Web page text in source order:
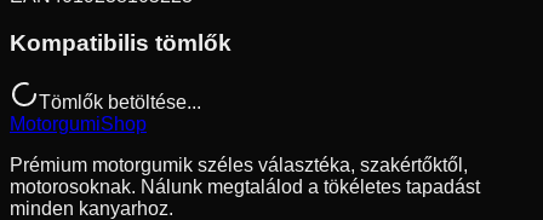
Kompatibilis tömlők
Tömlők betöltése...
MotorgumiShop
Prémium motorgumik széles választéka, szakértőktől,
motorosoknak. Nálunk megtalálod a tökéletes tapadást
minden kanyarhoz.